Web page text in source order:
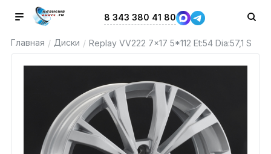
8 343 380 41 80
Главная / Диски / Replay VV222 7x17 5*112 Et:54 Dia:57,1 S